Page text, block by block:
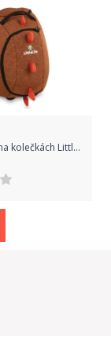
Dětský kufr na kolečkách Littlelife Wheelie Duffle Dinosaur uni